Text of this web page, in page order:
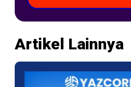
Artikel Lainnya